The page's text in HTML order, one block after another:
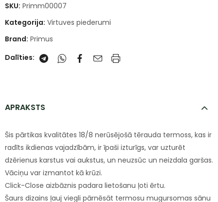
SKU: Primm00007
Kategorija: Virtuves piederumi
Brand: Primus
Dalīties:
APRAKSTS
Šis pārtikas kvalitātes 18/8 nerūsējošā tērauda termoss, kas ir
radīts ikdienas vajadzībām, ir īpaši izturīgs, var uzturēt
dzērienus karstus vai aukstus, un neuzsūc un neizdala garšas.
Vāciņu var izmantot kā krūzi.
Click-Close aizbāznis padara lietošanu ļoti ērtu.
Šaurs dizains ļauj viegli pārnēsāt termosu mugursomas sānu